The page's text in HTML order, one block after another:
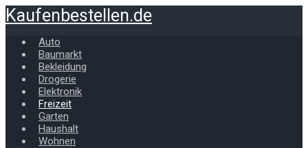
Zum
Hauptinhalt
springen
Kaufenbestellen.de
Auto
Baumarkt
Bekleidung
Drogerie
Elektronik
Freizeit
Garten
Haushalt
Wohnen